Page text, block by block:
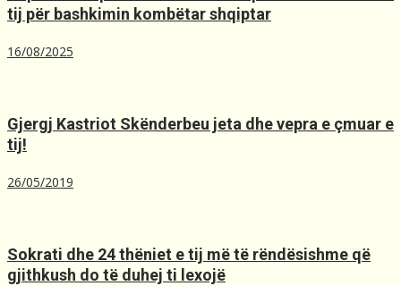
tij për bashkimin kombëtar shqiptar
16/08/2025
Gjergj Kastriot Skënderbeu jeta dhe vepra e çmuar e
tij!
26/05/2019
Sokrati dhe 24 thëniet e tij më të rëndësishme që
gjithkush do të duhej ti lexojë